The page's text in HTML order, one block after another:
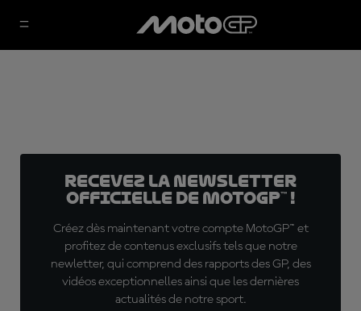
Recevez la Newsletter
officielle de MotoGP™ !
Créez dès maintenant votre compte MotoGP™ et
profitez de contenus exclusifs tels que notre
newletter, qui comprend des rapports des GP, des
vidéos exceptionnelles ainsi que les dernières
actualités de notre sport.